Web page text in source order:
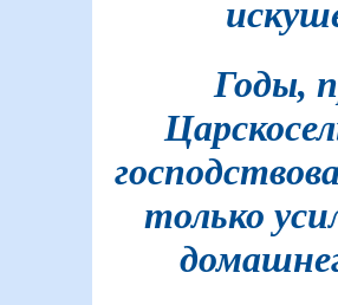
Годы,
только